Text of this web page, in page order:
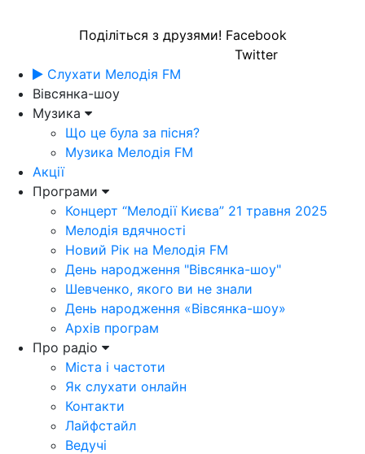
Поділіться з друзями! Facebook
Twitter
Слухати Мелодія FM
Вівсянка-шоу
Музика
Що це була за пісня?
Музика Мелодія FM
Акції
Програми
Концерт “Мелодії Києва” 21 травня 2025
Мелодія вдячності
Новий Рік на Мелодія FM
День народження "Вівсянка-шоу"
Шевченко, якого ви не знали
День народження «Вівсянка-шоу»
Архів програм
Про радіо
Міста і частоти
Як слухати онлайн
Контакти
Лайфстайл
Ведучі